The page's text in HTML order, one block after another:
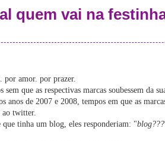
quem vai na
por amor. por prazer.
que as respectivas marcas soubessem da
anos de 2007 e 2008, tempos em que as
ao twitter.
que tinha um blog, eles responderiam: "blog???